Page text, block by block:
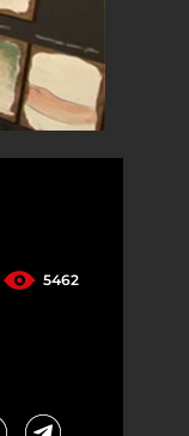
5462